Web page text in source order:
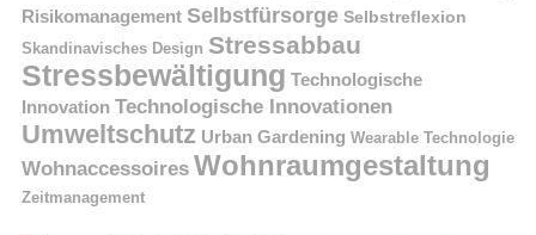
Risikomanagement Selbstfürsorge Selbstreflexion
Skandinavisches Design Stressabbau
Stressbewältigung Technologische
Innovation Technologische Innovationen
Umweltschutz Urban Gardening Wearable Technologie
Wohnaccessoires Wohnraumgestaltung
Zeitmanagement